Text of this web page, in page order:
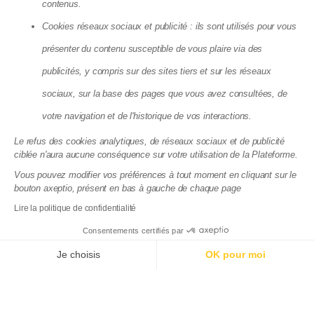
Devis syndic copropriété
Matera SAS - 8, Cité Paradis, 75010 Paris
La société Matera, société par action simplifiée, au capital de 72
083,03 €, dont le siège se situe 8 cité Paradis Paris (75010),
l’Autorité de Contrôle Prudentiel et de Résolution (ACPR), sous le
des agents financiers (www.regafi.fr) en tant qu’Agent de
services de paiement de l’établissement de monnaie
électronique Treezor (CIB 16798), dont le siège social est situé
33 rue de Wagram 75017 Paris. Matera est immatriculée à
l'ORIAS sous le numéro 19004585 en qualité de courtier en
assurance. Immatriculation vérifiable sur
contenus.
Cookies réseaux sociaux et publicité : ils sont utilisés pour vous
présenter du contenu susceptible de vous plaire via des
publicités, y compris sur des sites tiers et sur les réseaux
sociaux, sur la base des pages que vous avez consultées, de
votre navigation et de l'historique de vos interactions.
Le refus des cookies analytiques, de réseaux sociaux et de publicité
ciblée n'aura aucune conséquence sur votre utilisation de la Plateforme.
Vous pouvez modifier vos préférences à tout moment en cliquant sur le
bouton axeptio, présent en bas à gauche de chaque page
Lire la politique de confidentialité
Consentements certifiés par
Je choisis OK pour moi